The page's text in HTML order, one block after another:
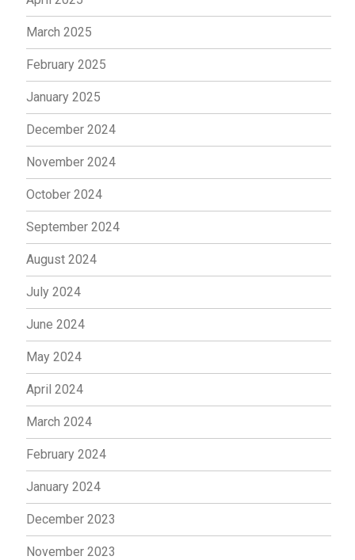
March 2025
February 2025
January 2025
December 2024
November 2024
October 2024
September 2024
August 2024
July 2024
June 2024
May 2024
April 2024
March 2024
February 2024
January 2024
December 2023
November 2023